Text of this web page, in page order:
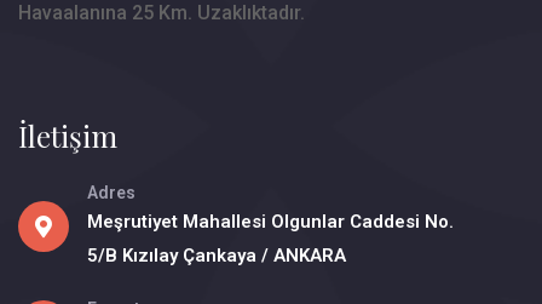
Havaalanına 25 Km. Uzaklıktadır.
İletişim
Adres
Meşrutiyet Mahallesi Olgunlar Caddesi No.
5/B Kızılay Çankaya / ANKARA